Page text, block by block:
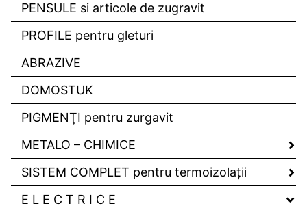
PENSULE si articole de zugravit
PROFILE pentru gleturi
ABRAZIVE
DOMOSTUK
PIGMENŢI pentru zurgavit
METALO – CHIMICE
SISTEM COMPLET pentru termoizolaţii
E L E C T R I C E